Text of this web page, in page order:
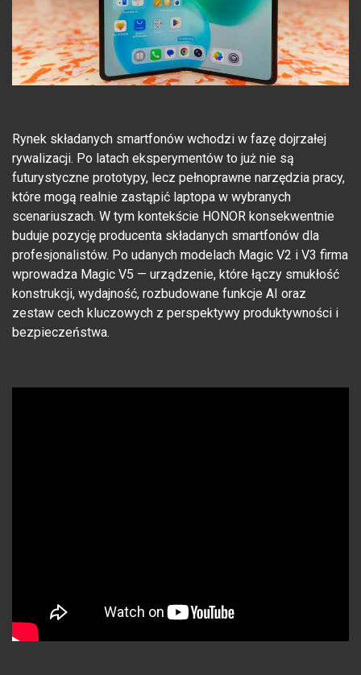
Rynek składanych smartfonów wchodzi w fazę dojrzałej
rywalizacji. Po latach eksperymentów to już nie są
futurystyczne prototypy, lecz pełnoprawne narzędzia pracy,
które mogą realnie zastąpić laptopa w wybranych
scenariuszach. W tym kontekście HONOR konsekwentnie
buduje pozycję producenta składanych smartfonów dla
profesjonalistów. Po udanych modelach Magic V2 i V3 firma
wprowadza Magic V5 — urządzenie, które łączy smukłość
konstrukcji, wydajność, rozbudowane funkcje AI oraz
zestaw cech kluczowych z perspektywy produktywności i
bezpieczeństwa.